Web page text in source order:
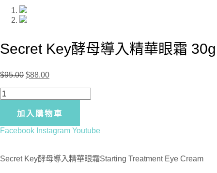
Secret Key酵母導入精華眼霜 30g
$95.00 $88.00
Secret
Key
導
精
加入購物車
Facebook Instagram Youtube
Secret Key酵母導入精華眼霜Starting Treatment Eye Cream